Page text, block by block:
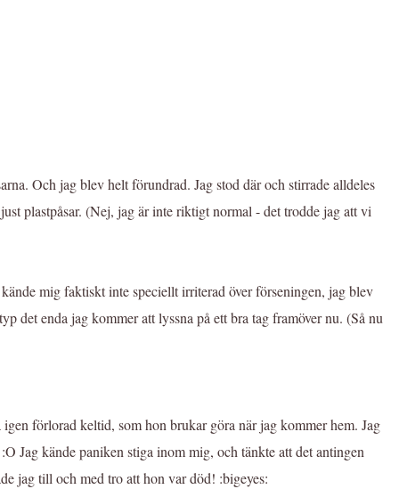
Och jag blev helt förundrad. Jag stod där och stirrade alldeles
plastpåsar. (Nej, jag är inte riktigt normal - det trodde jag att vi
mig faktiskt inte speciellt irriterad över förseningen, jag blev
det enda jag kommer att lyssna på ett bra tag framöver nu. (Så nu
förlorad keltid, som hon brukar göra när jag kommer hem. Jag
Jag kände paniken stiga inom mig, och tänkte att det antingen
jag till och med tro att hon var död! :bigeyes: